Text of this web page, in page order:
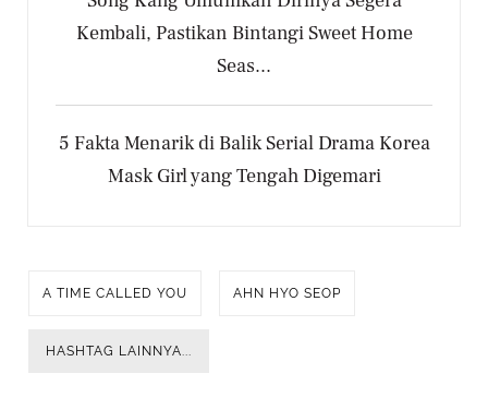
Kembali, Pastikan Bintangi Sweet Home
Seas...
5 Fakta Menarik di Balik Serial Drama Korea
Mask Girl yang Tengah Digemari
A TIME CALLED YOU AHN HYO SEOP
HASHTAG LAINNYA...